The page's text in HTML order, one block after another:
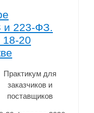
и 223-ФЗ.
18-20
Практикум для
заказчиков и
поставщиков